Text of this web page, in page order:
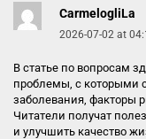
CarmelogliLa
2026-07-02 at
В статье по вопросам
проблемы, с которыми
заболевания, факторы
Читатели получат
и улучшить качество